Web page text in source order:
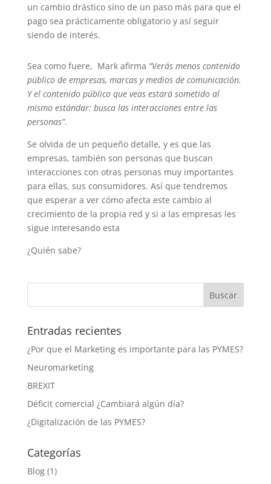
un cambio drástico sino de un paso más para que el
pago sea prácticamente obligatorio y así seguir
siendo de interés.
Sea como fuere, Mark afirma “Verás menos contenido
público de empresas, marcas y medios de comunicación.
Y el contenido público que veas estará sometido al
mismo estándar: busca las interacciones entre las
personas”.
Se olvida de un pequeño detalle, y es que las
empresas, también son personas que buscan
interacciones con otras personas muy importantes
para ellas, sus consumidores. Así que tendremos
que esperar a ver cómo afecta este cambio al
crecimiento de la propia red y si a las empresas les
sigue interesando esta
¿Quién sabe?
Entradas recientes
¿Por que el Marketing es importante para las PYMES?
Neuromarketing
BREXIT
Déficit comercial ¿Cambiará algún día?
¿Digitalización de las PYMES?
Categorías
Blog(1)